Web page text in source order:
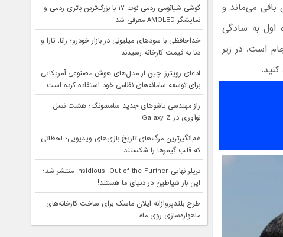
می‌ماند و
اول به سادگی
است. در زیر
گوشی شیائومی ردمی نوت ۱۷ با بزرگ‌ترین باتری ردمی و
نمایشگر AMOLED معرفی شد
خداحافظی با سودهای میلیونی در بازار خودرو؛ رانا، تارا و
دنا به قیمت کارخانه رسیدند
ادعای رویترز: چین از مدل‌های هوش مصنوعی آمریکایی
برای توسعه سامانه‌های نظامی خود استفاده کرده است
راز مهندسی تاشوهای جدید سامسونگ؛ هشت نسل
نوآوری در Galaxy Z
غم‌انگیزترین مرگ‌های تاریخ بازی‌های ویدیویی؛ لحظاتی
که قلب گیمرها را شکستند
تریلر نهایی Insidious: Out of the Further منتشر شد؛
این بار شیاطین در دنیای ما هستند!
طرح بلندپروازانه ایلان ماسک برای ساخت کارخانه‌های
ماهواره‌سازی روی ماه